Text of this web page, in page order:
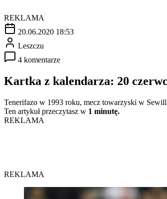
REKLAMA
20.06.2020 18:53
Leszczu
4 komentarze
Kartka z kalendarza: 20
Tenerifazo w 1993 roku, mecz towarzyski w
Ten artykuł przeczytasz w 1 minutę.
REKLAMA
REKLAMA